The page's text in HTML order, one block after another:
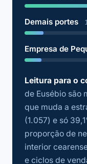
Demais portes
Empresa de
Leitura para o
de Eusébio são
que muda a
(1.057) e só
proporção de
interior
e ciclos de